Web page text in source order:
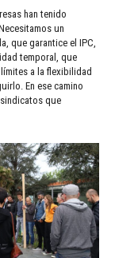
han tenido
un
que garantice el IPC,
temporal, que
a la flexibilidad
En ese camino
que